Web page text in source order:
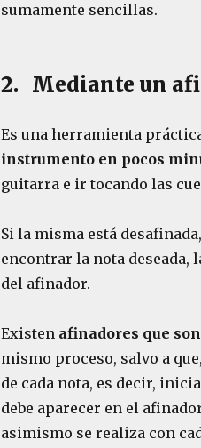
sumamente sencillas.
2. Mediante un
Es una herramienta
instrumento en pocos
guitarra e ir tocando las
Si la misma está
encontrar la nota deseada,
del afinador.
Existen afinadores que
mismo proceso, salvo a
de cada nota, es decir,
debe aparecer en el
asimismo se realiza con